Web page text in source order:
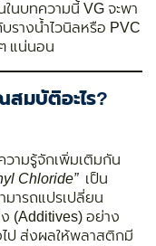
นบทความนี้ VG จะพา
รางน้ำไวนิลหรือ PVC
แน่นอน
สมบัติอะไร?
วามรู้จักเพิ่มเติมกัน
Chloride”เป็น
ารถแปรเปลี่ยน
(Additives) อย่าง
ป ส่งผลให้พลาสติกมี